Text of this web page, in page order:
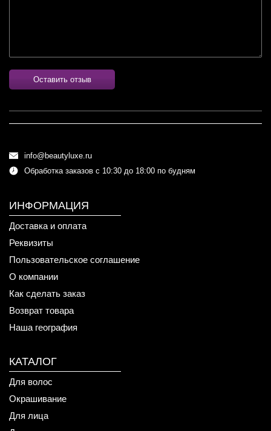
Оставить отзыв
info@beautyluxe.ru
Обработка заказов с 10:30 до 18:00 по будням
ИНФОРМАЦИЯ
Доставка и оплата
Реквизиты
Пользовательское соглашение
О компании
Как сделать заказ
Возврат товара
Наша география
КАТАЛОГ
Для волос
Окрашивание
Для лица